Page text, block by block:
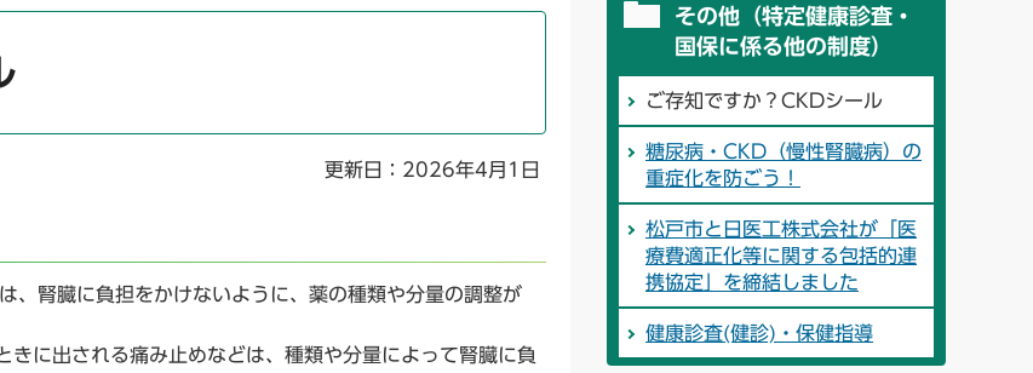
更新日：2026年4月1日
腎臓に負担をかけないように、薬の種類や分量の調整が
に出される痛み止めなどは、種類や分量によって腎臓に負
その他（特定健康診査・
国保に係る他の制度）
ご存知ですか？CKDシール
糖尿病・CKD（慢性腎臓病）の
重症化を防ごう！
松戸市と日医工株式会社が「医
療費適正化等に関する包括的連
携協定」を締結しました
健康診査(健診)・保健指導